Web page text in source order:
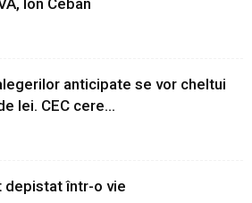
Ion Ceban
anticipate se vor cheltui
lei. CEC cere...
depistat într-o vie